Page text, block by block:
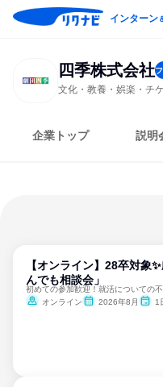
インターン
四季株式会社
文化・教養・娯楽・チ
企業トップ 説明
【オンライン】28卒対象
んでも相談会」
初めての参加歓迎！就活についての
オンライン
2026年8月 1